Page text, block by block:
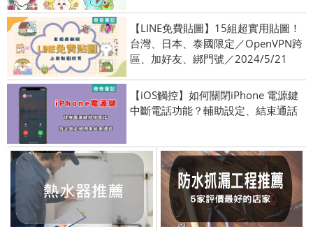
【LINE免費貼圖】15組超實用貼圖！
台灣、日本、泰國限定／OpenVPN跨
區、加好友、綁門號／2024/5/21
【iOS觸控】如何關閉iPhone 電源鍵
中斷電話功能？輔助設定、結束通話